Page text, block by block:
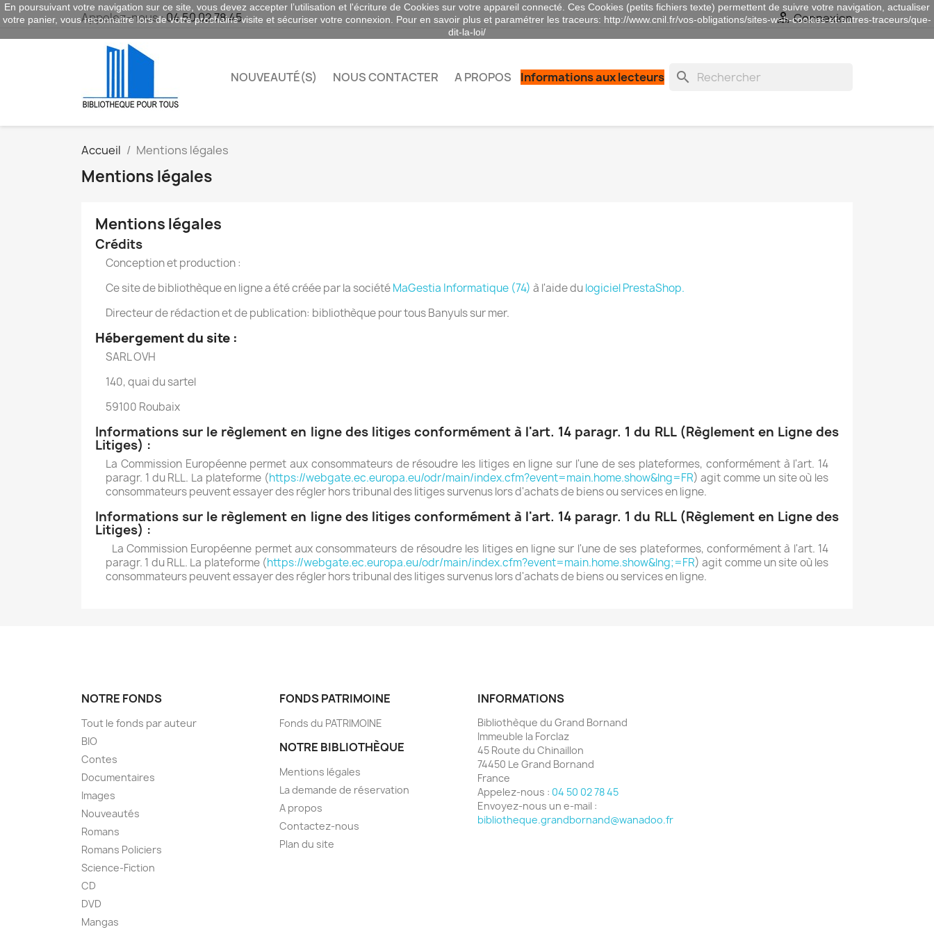
Appelez-nous :04 50 02 78 45 Connexion
NOUVEAUTÉ(S) NOUS CONTACTER A PROPOS search
Informations aux lecteurs
Accueil Mentions légales
Mentions légales
Mentions légales
Crédits
Conception et production :
Ce site de bibliothèque en ligne a été créée par la sociétéMaGestia Informatique (74) à l'aide dulogiciel PrestaShop.
Directeur de rédaction et de publication: bibliothèque pour tous Banyuls sur mer.
Hébergement du site :
SARL OVH
140, quai du sartel
59100 Roubaix
Informations sur le règlement en ligne des litiges conformément à l'art. 14 paragr. 1 du RLL (Règlement en Ligne des
Litiges) :
La Commission Européenne permet aux consommateurs de résoudre les litiges en ligne sur l'une de ses plateformes, conformément à l'art. 14
paragr. 1 du RLL. La plateforme (https://webgate.ec.europa.eu/odr/main/index.cfm?event=main.home.show&lng=FR) agit comme un site où les
consommateurs peuvent essayer des régler hors tribunal des litiges survenus lors d'achats de biens ou services en ligne.
Informations sur le règlement en ligne des litiges conformément à l'art. 14 paragr. 1 du RLL (Règlement en Ligne des
Litiges) :
La Commission Européenne permet aux consommateurs de résoudre les litiges en ligne sur l'une de ses plateformes, conformément à l'art. 14
paragr. 1 du RLL. La plateforme (https://webgate.ec.europa.eu/odr/main/index.cfm?event=main.home.show&lng;=FR) agit comme un site où les
consommateurs peuvent essayer des régler hors tribunal des litiges survenus lors d'achats de biens ou services en ligne.
NOTRE FONDS
Tout le fonds par auteur
BIO
Contes
Documentaires
Images
Nouveautés
Romans
Romans Policiers
Science-Fiction
CD
DVD
Mangas
FONDS PATRIMOINE
Fonds du PATRIMOINE
NOTRE BIBLIOTHÈQUE
Mentions légales
La demande de réservation
A propos
Contactez-nous
Plan du site
INFORMATIONS
Bibliothèque du Grand Bornand
Immeuble la Forclaz
45 Route du Chinaillon
74450 Le Grand Bornand
France
Appelez-nous : 04 50 02 78 45
Envoyez-nous un e-mail :
bibliotheque.grandbornand@wanadoo.fr
En poursuivant votre navigation sur ce site, vous devez accepter l’utilisation et l'écriture de Cookies sur votre appareil connecté. Ces Cookies (petits fichiers texte) permettent de suivre votre navigation, actualiser
votre panier, vous reconnaitre lors de votre prochaine visite et sécuriser votre connexion. Pour en savoir plus et paramétrer les traceurs: http://www.cnil.fr/vos-obligations/sites-web-cookies-et-autres-traceurs/que-
dit-la-loi/